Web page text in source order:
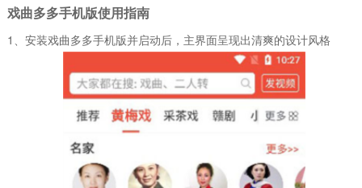
戏曲多多手机版使用指南
1、安装戏曲多多手机版并启动后，主界面呈现出清爽的设计风格